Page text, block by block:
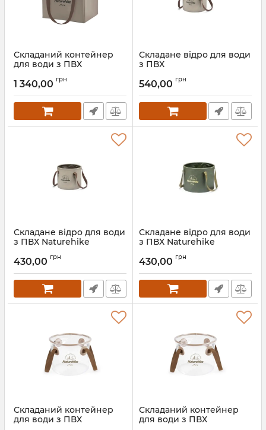
Складаний контейнер
для води з ПВХ
20л, світло-коричневий
Артикул:7_61719
1 340,00 грн
Складане відро для води
з ПВХ
світло-коричневий
Артикул:3_64293
540,00 грн
Складане відро для води
з ПВХ Naturehike
коричневий
Артикул:3_64291
430,00 грн
Складане відро для води
з ПВХ Naturehike
Артикул:3_64290
430,00 грн
Складаний контейнер
для води з ПВХ
Складаний контейнер
для води з ПВХ